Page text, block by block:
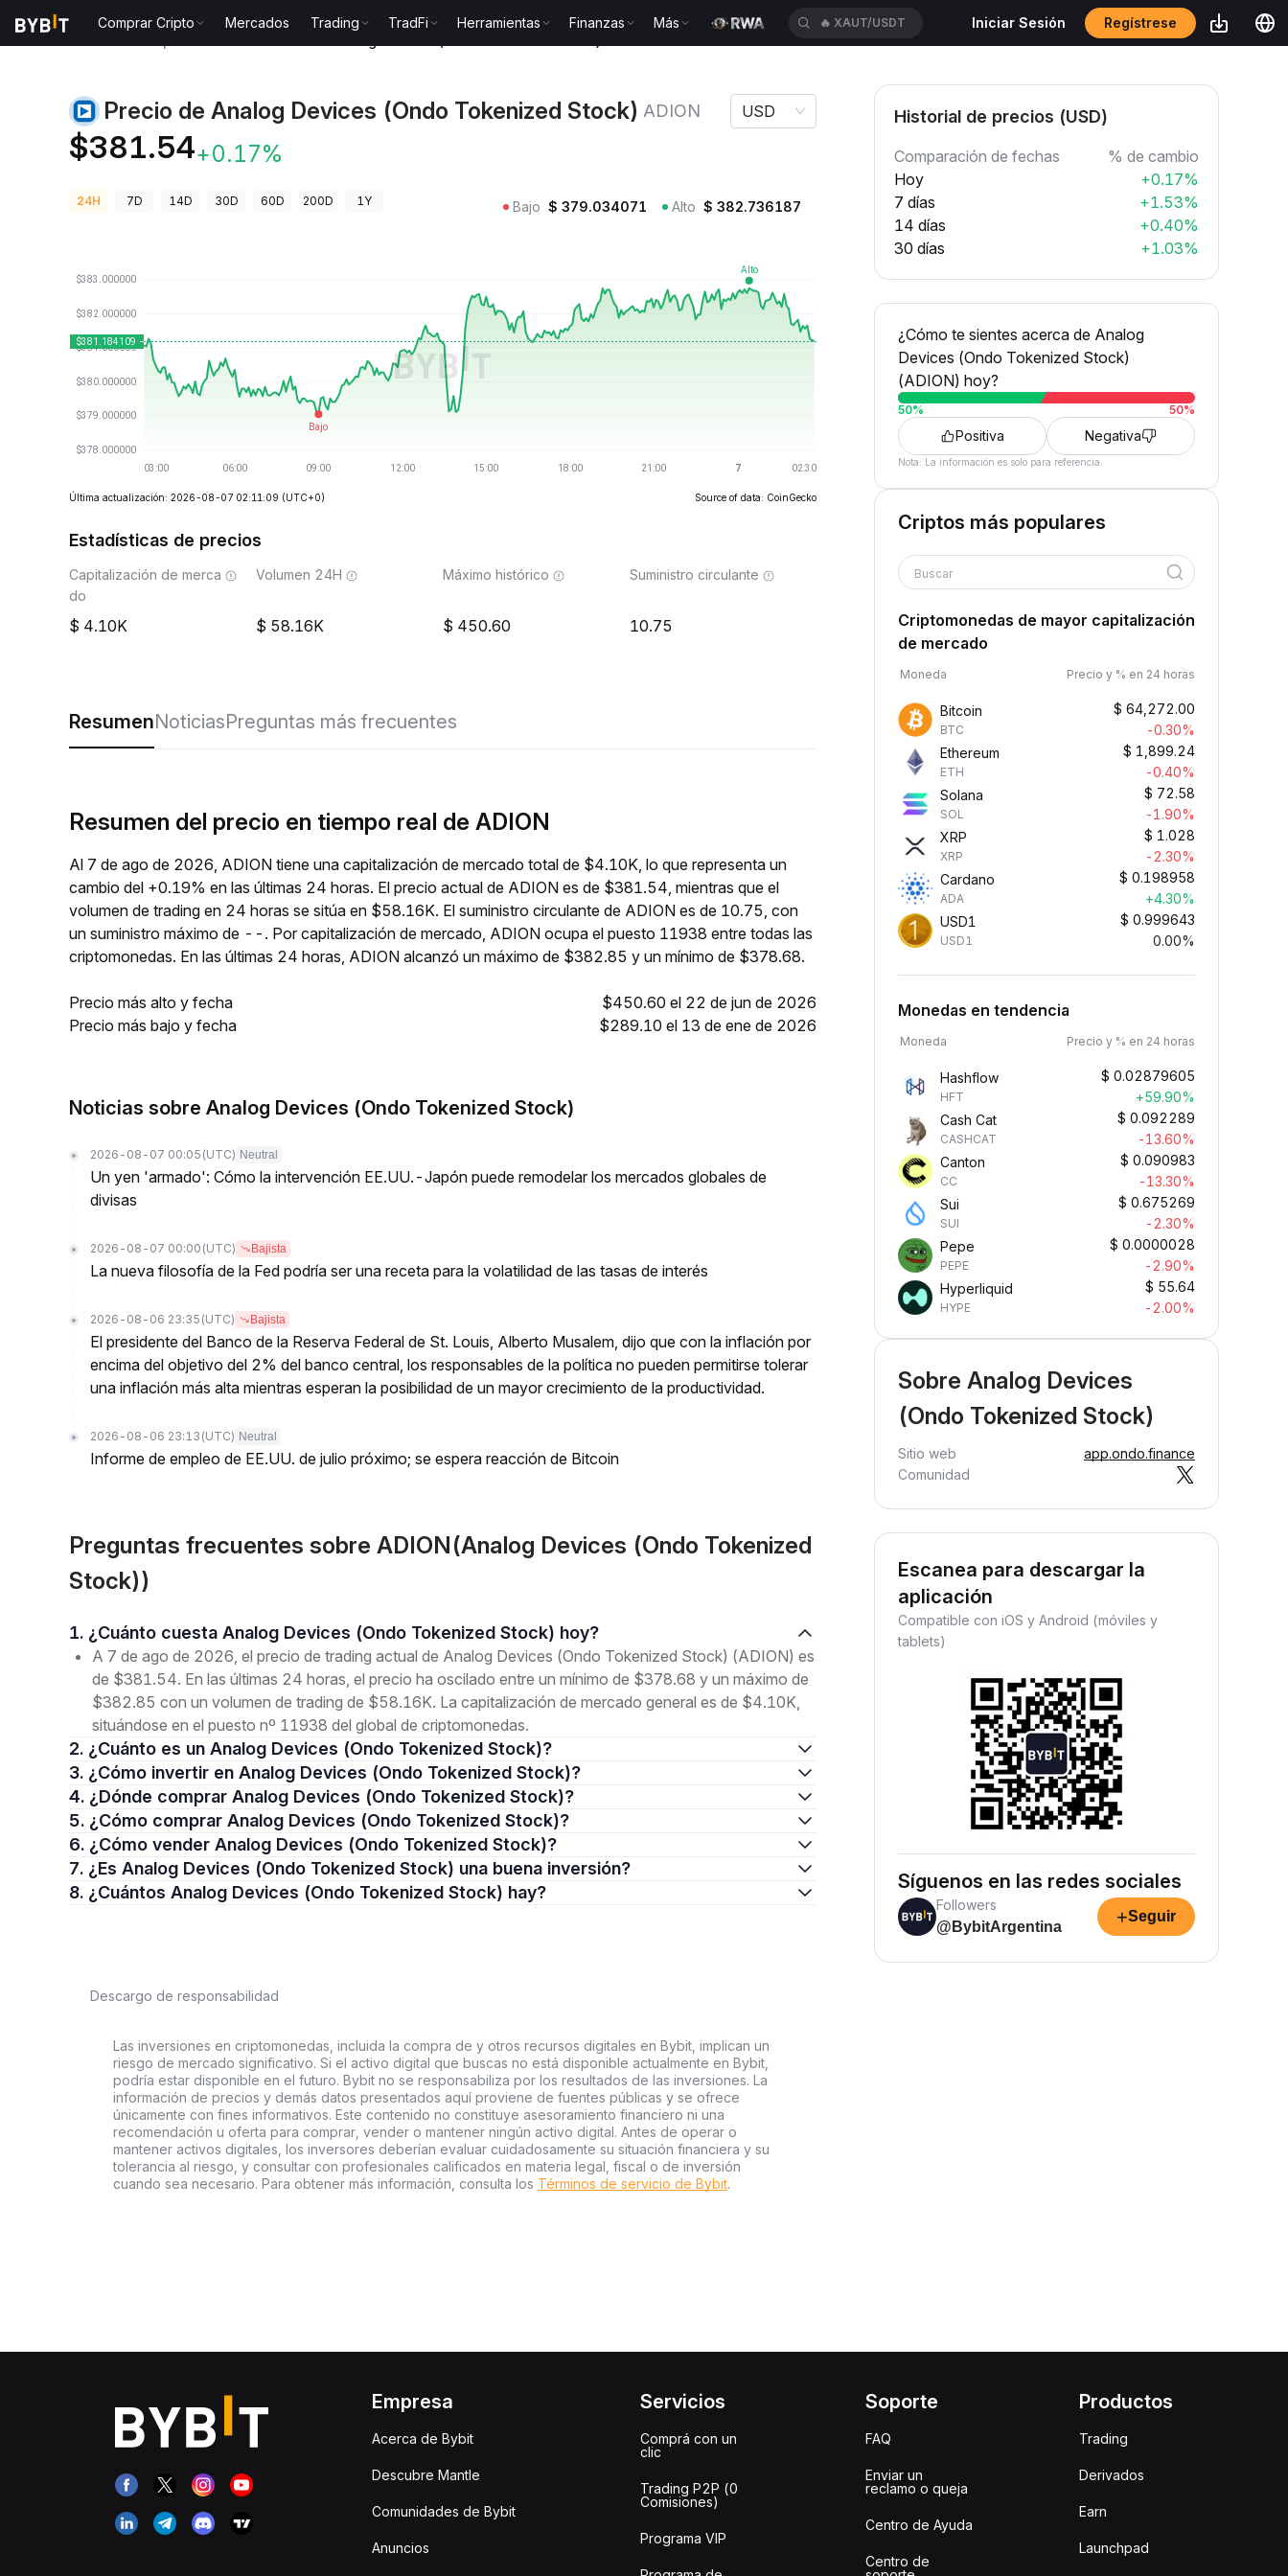
Comprar Cripto Mercados Trading TradFi Herramientas Finanzas Más 🔥 XAUT/USDT Iniciar Sesión Regístrese
Precio de Analog Devices (Ondo Tokenized Stock) ADION
$381.54+0.17%
USD
24H 7D 14D 30D 60D 200D 1Y Bajo $ 379.034071 Alto $ 382.736187
Última actualización: 2026-08-07 02:11:09 (UTC+0) Source of data: CoinGecko
Estadísticas de precios
Capitalización de merca
do
4.10K
Volumen 24H
58.16K
Máximo histórico
450.60
Suministro circulante
10.75
ResumenNoticiasPreguntas más frecuentes
Resumen del precio en tiempo real de ADION
Al 7 de ago de 2026, ADION tiene una capitalización de mercado total de $4.10K, lo que representa un
cambio del +0.19% en las últimas 24 horas. El precio actual de ADION es de $381.54, mientras que el
volumen de trading en 24 horas se sitúa en $58.16K. El suministro circulante de ADION es de 10.75, con
un suministro máximo de --. Por capitalización de mercado, ADION ocupa el puesto 11938 entre todas las
criptomonedas. En las últimas 24 horas, ADION alcanzó un máximo de $382.85 y un mínimo de $378.68.
Precio más alto y fecha
$450.60 el 22 de jun de 2026
Precio más bajo y fecha
$289.10 el 13 de ene de 2026
Noticias sobre Analog Devices (Ondo Tokenized Stock)
2026-08-07 00:05 (UTC) Neutral
Un yen 'armado': Cómo la intervención EE.UU.-Japón puede remodelar los mercados globales de
divisas
2026-08-07 00:00 (UTC) Bajista
La nueva filosofía de la Fed podría ser una receta para la volatilidad de las tasas de interés
2026-08-06 23:35 (UTC) Bajista
El presidente del Banco de la Reserva Federal de St. Louis, Alberto Musalem, dijo que con la inflación por
encima del objetivo del 2% del banco central, los responsables de la política no pueden permitirse tolerar
una inflación más alta mientras esperan la posibilidad de un mayor crecimiento de la productividad.
2026-08-06 23:13 (UTC) Neutral
Informe de empleo de EE.UU. de julio próximo; se espera reacción de Bitcoin
Preguntas frecuentes sobre ADION(Analog Devices (Ondo Tokenized
Stock))
1. ¿Cuánto cuesta Analog Devices (Ondo Tokenized Stock) hoy?
A 7 de ago de 2026, el precio de trading actual de Analog Devices (Ondo Tokenized Stock) (ADION) es
de $381.54. En las últimas 24 horas, el precio ha oscilado entre un mínimo de $378.68 y un máximo de
$382.85 con un volumen de trading de $58.16K. La capitalización de mercado general es de $4.10K,
situándose en el puesto nº 11938 del global de criptomonedas.
2. ¿Cuánto es un Analog Devices (Ondo Tokenized Stock)?
3. ¿Cómo invertir en Analog Devices (Ondo Tokenized Stock)?
4. ¿Dónde comprar Analog Devices (Ondo Tokenized Stock)?
5. ¿Cómo comprar Analog Devices (Ondo Tokenized Stock)?
6. ¿Cómo vender Analog Devices (Ondo Tokenized Stock)?
7. ¿Es Analog Devices (Ondo Tokenized Stock) una buena inversión?
8. ¿Cuántos Analog Devices (Ondo Tokenized Stock) hay?
Descargo de responsabilidad
Las inversiones en criptomonedas, incluida la compra de y otros recursos digitales en Bybit, implican un
riesgo de mercado significativo. Si el activo digital que buscas no está disponible actualmente en Bybit,
podría estar disponible en el futuro. Bybit no se responsabiliza por los resultados de las inversiones. La
información de precios y demás datos presentados aquí proviene de fuentes públicas y se ofrece
únicamente con fines informativos. Este contenido no constituye asesoramiento financiero ni una
recomendación u oferta para comprar, vender o mantener ningún activo digital. Antes de operar o
mantener activos digitales, los inversores deberían evaluar cuidadosamente su situación financiera y su
tolerancia al riesgo, y consultar con profesionales calificados en materia legal, fiscal o de inversión
cuando sea necesario. Para obtener más información, consulta los Términos de servicio de Bybit.
Historial de precios (USD)
Comparación de fechas
% de cambio
Hoy
+0.17%
7 días
+1.53%
14 días
+0.40%
30 días
+1.03%
¿Cómo te sientes acerca de Analog
Devices (Ondo Tokenized Stock)
(ADION) hoy?
50% 50%
Positiva Negativa
Nota: La información es solo para referencia.
Criptos más populares
Buscar
Criptomonedas de mayor capitalización
de mercado
Moneda Precio y % en 24 horas
Bitcoin
BTC
$ 64,272.00
-0.30%
Ethereum
ETH
$ 1,899.24
-0.40%
Solana
SOL
$ 72.58
-1.90%
XRP
XRP
$ 1.028
-2.30%
Cardano
ADA
$ 0.198958
+4.30%
USD1
USD1
$ 0.999643
0.00%
Monedas en tendencia
Moneda Precio y % en 24 horas
Hashflow
HFT
$ 0.02879605
+59.90%
Cash Cat
CASHCAT
$ 0.092289
-13.60%
Canton
CC
$ 0.090983
-13.30%
Sui
SUI
$ 0.675269
-2.30%
Pepe
PEPE
$ 0.0000028
-2.90%
Hyperliquid
HYPE
$ 55.64
-2.00%
Sobre Analog Devices
(Ondo Tokenized Stock)
Sitio web
app.ondo.finance
Comunidad
Escanea para descargar la
aplicación
Compatible con iOS y Android (móviles y
tablets)
Síguenos en las redes sociales
Followers
@BybitArgentina
+Seguir
Empresa
Acerca de Bybit
Descubre Mantle
Comunidades de Bybit
Anuncios
Servicios
Comprá con un
clic
Trading P2P (0
Comisiones)
Programa VIP
Soporte
FAQ
Enviar un
reclamo o queja
Centro de Ayuda
Centro de
Productos
Trading
Derivados
Earn
Launchpad